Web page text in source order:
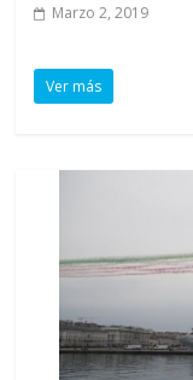
Marzo 2, 2019
Ver más